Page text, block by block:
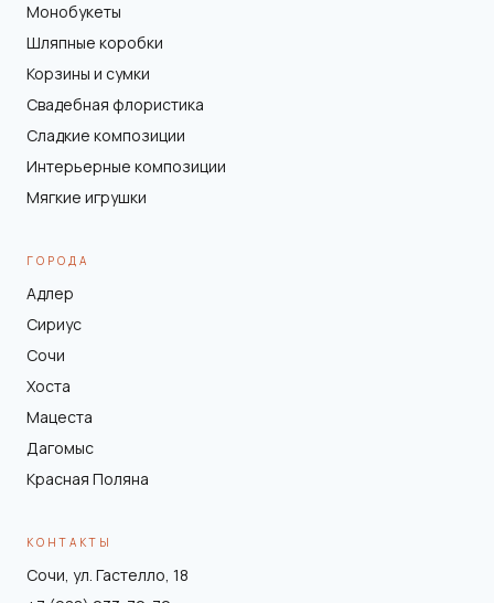
Монобукеты
Шляпные коробки
Корзины и сумки
Свадебная флористика
Сладкие композиции
Интерьерные композиции
Мягкие игрушки
ГОРОДА
Адлер
Сириус
Сочи
Хоста
Мацеста
Дагомыс
Красная Поляна
КОНТАКТЫ
Сочи, ул. Гастелло, 18